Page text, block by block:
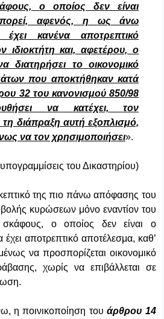
ο οποίος δεν είναι
αφενός, η ως άνω
κανένα αποτρεπτικό
ιδιοκτήτη και, αφετέρου, ο
διατηρήσει το οικονομικό
που αποκτήθηκαν κατά
32 του κανονισμού 850/98
να κατέχει, τον
διάπραξη αυτή εξοπλισμό,
να τον χρησιμοποιήσει».
του Δικαστηρίου)
της πιο πάνω απόφασης του
κυρώσεων μόνο εναντίον του
σκάφους, ο οποίος δεν είναι ο
έχει αποτρεπτικό αποτέλεσμα, καθ’
να προσπορίζεται οικονομικό
χωρίς να επιβάλλεται σε
η ποινικοποίηση τουάρθρου 14